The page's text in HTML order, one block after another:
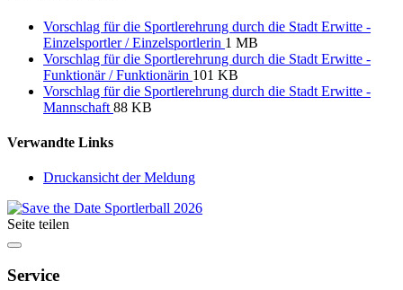
Vorschlag für die Sportlerehrung durch die Stadt Erwitte -
Einzelsportler / Einzelsportlerin 1 MB
Vorschlag für die Sportlerehrung durch die Stadt Erwitte -
Funktionär / Funktionärin 101 KB
Vorschlag für die Sportlerehrung durch die Stadt Erwitte -
Mannschaft 88 KB
Verwandte Links
Druckansicht der Meldung
Seite teilen
Service